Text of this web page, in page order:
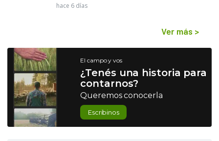
hace 6 días
Ver más >
El campo y vos
¿Tenés una historia para
contarnos?
Queremos conocerla
Escribinos